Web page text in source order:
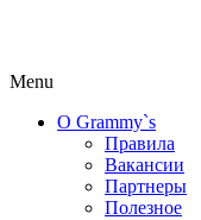
Menu
О Grammy`s
Правила
Вакансии
Партнеры
Полезное